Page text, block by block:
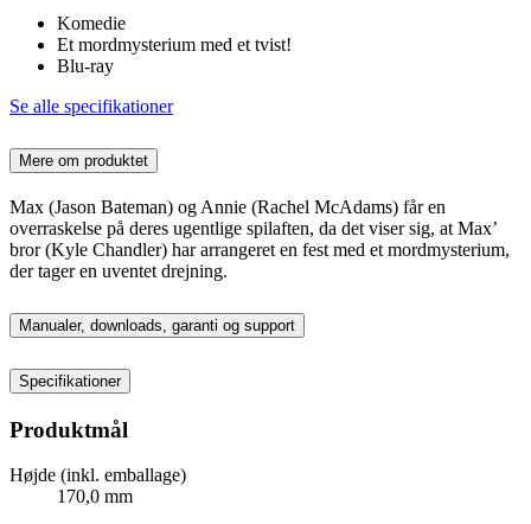
Komedie
Et mordmysterium med et tvist!
Blu-ray
Se alle specifikationer
Mere om produktet
Max (Jason Bateman) og Annie (Rachel McAdams) får en
overraskelse på deres ugentlige spilaften, da det viser sig, at Max’
bror (Kyle Chandler) har arrangeret en fest med et mordmysterium,
der tager en uventet drejning.
Manualer, downloads, garanti og support
Specifikationer
Produktmål
Højde (inkl. emballage)
170,0 mm